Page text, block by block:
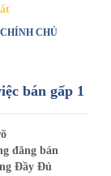
| CHÍNH CHỦ
bán gấp 1
đăng bán
Đầy Đủ